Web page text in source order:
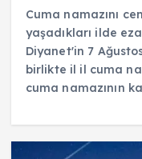
Cuma namazını
yaşadıkları ilde
Diyanet'in 7
birlikte il il cuma
cuma namazının